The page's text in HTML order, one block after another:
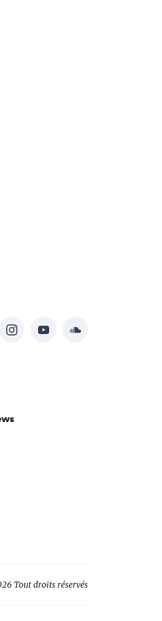
InstagramYouTubeSoundcloud
Tout droits réservés